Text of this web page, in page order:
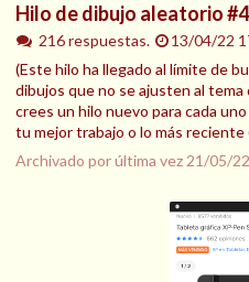
Hilo de dibujo aleatorio
216 respuestas.
13/04/22
(Este hilo ha llegado al límite de
dibujos que no se ajusten al
crees un hilo nuevo para cada
tu mejor trabajo o lo más
Archivado por última vez 21/05/